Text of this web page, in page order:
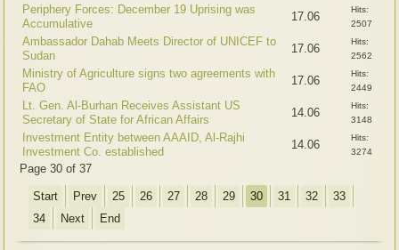
Periphery Forces: December 19 Uprising was
Accumulative
17.06
Hits:
2507
Ambassador Dahab Meets Director of UNICEF to
Sudan
17.06
Hits:
2562
Ministry of Agriculture signs two agreements with
FAO
17.06
Hits:
2449
Lt. Gen. Al-Burhan Receives Assistant US
Secretary of State for African Affairs
14.06
Hits:
3148
Investment Entity between AAAID, Al-Rajhi
Investment Co. established
14.06
Hits:
3274
Page 30 of 37
Start Prev 25 26 27 28 29 30 31 32
33
34
Next End